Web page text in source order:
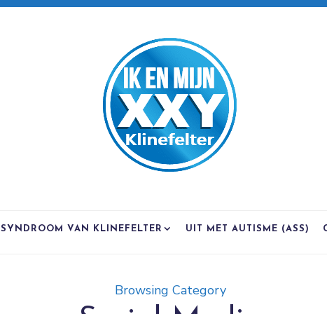
SYNDROOM VAN KLINEFELTER UIT MET AUTISME (ASS)
Browsing Category